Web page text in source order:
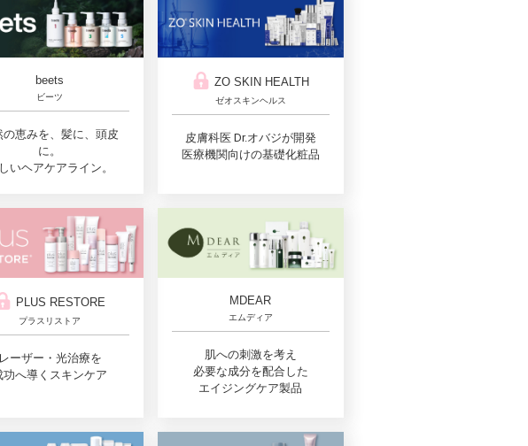
beets
ビーツ
の恵みを、髪に、頭皮
に。
いヘアケアライン。
ZO SKIN HEALTH
ゼオスキンヘルス
皮膚科医 Dr.オバジが開発
医療機関向けの基礎化粧品
PLUS RESTORE
プラスリストア
レーザー・光治療を
功へ導くスキンケア
MDEAR
エムディア
肌への刺激を考え
必要な成分を配合した
エイジングケア製品